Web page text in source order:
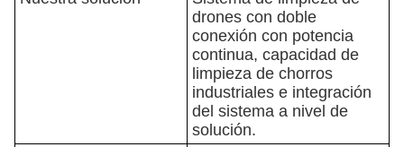
drones con doble
conexión con potencia
continua, capacidad de
limpieza de chorros
industriales e integración
del sistema a nivel de
solución.